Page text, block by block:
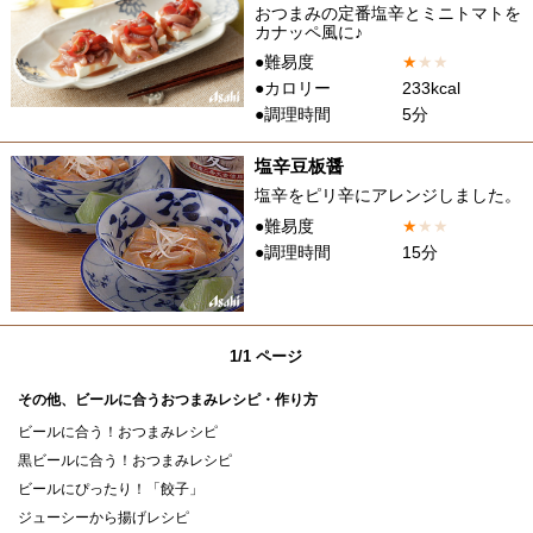
おつまみの定番塩辛とミニトマトを
カナッペ風に♪
●難易度
★★ ★
●カロリー
233kcal
●調理時間
5分
塩辛豆板醤
塩辛をピリ辛にアレンジしました。
●難易度
★★ ★
●調理時間
15分
1/1 ページ
その他、ビールに合うおつまみレシピ・作り方
ビールに合う！おつまみレシピ
黒ビールに合う！おつまみレシピ
ビールにぴったり！「餃子」
ジューシーから揚げレシピ